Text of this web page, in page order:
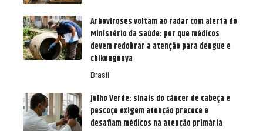
Arboviroses voltam ao radar com alerta do
Ministério da Saúde: por que médicos
devem redobrar a atenção para dengue e
chikungunya
Brasil
Julho Verde: sinais do câncer de cabeça e
pescoço exigem atenção precoce e
desafiam médicos na atenção primária